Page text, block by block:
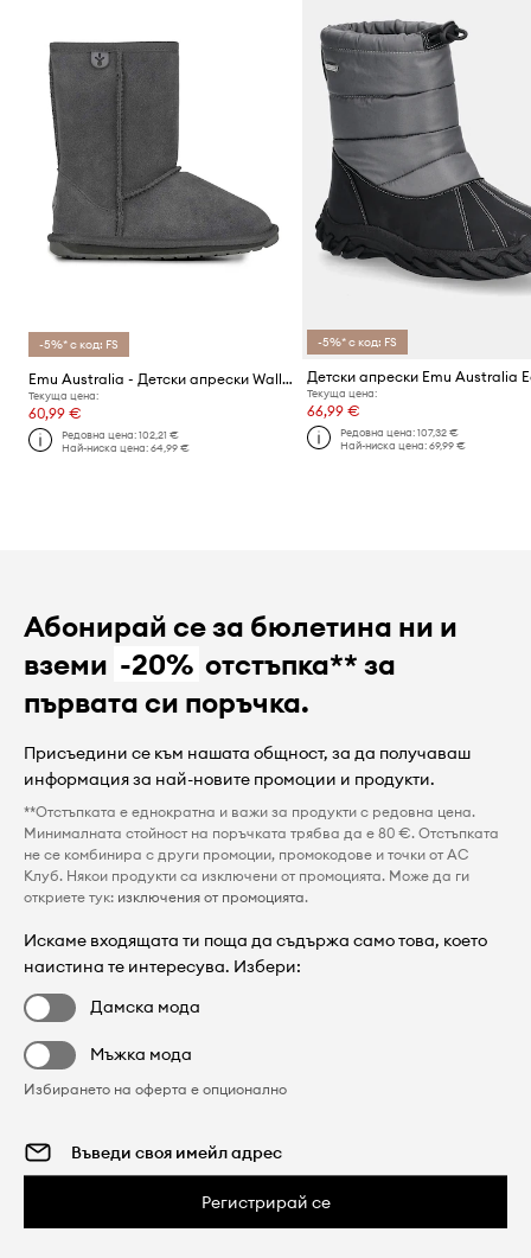
-5%* с код: FS
Emu Australia - Детски апрески Wallaby Lo
Текуща цена:
60,99 €
Редовна цена:102,21 €
Най-ниска цена:64,99 €
-5%* с код: FS
Текуща цена:
66,99 €
Редовна цена: 107,32 €
Най-ниска цена: 69,99 €
Абонирай се за бюлетина ни и
вземи -20% отстъпка** за
първата си поръчка.
Присъедини се към нашата общност, за да получаваш
информация за най-новите промоции и продукти.
**Отстъпката е еднократна и важи за продукти с редовна цена.
Минималната стойност на поръчката трябва да е 80 €. Отстъпката
не се комбинира с други промоции, промокодове и точки от AC
Клуб. Някои продукти са изключени от промоцията. Може да ги
откриете тук: изключения от промоцията.
Искаме входящата ти поща да съдържа само това, което
наистина те интересува. Избери:
Дамска мода
Мъжка мода
Избирането на оферта е опционално
Регистрирай се